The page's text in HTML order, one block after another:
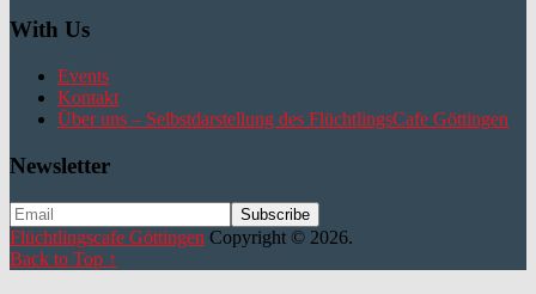
With Us
Events
Kontakt
Über uns – Selbstdarstellung des FlüchtlingsCafe Göttingen
Newsletter
Flüchtlingscafe Göttingen Copyright © 2026.
Back to Top ↑